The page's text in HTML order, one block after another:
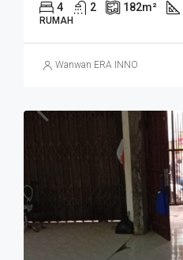
4 2 182m²
RUMAH
Wanwan ERA INNO